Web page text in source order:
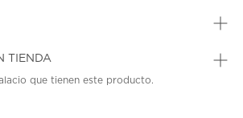
TIENDA
que tienen este producto.